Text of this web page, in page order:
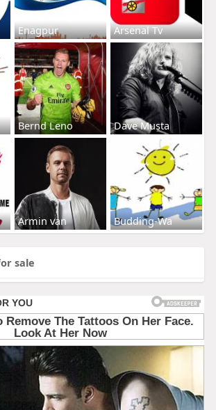
Enagpur Arsenal Tv
Bernd Leno Dave Musta
Armin van Budding-Wa
sale